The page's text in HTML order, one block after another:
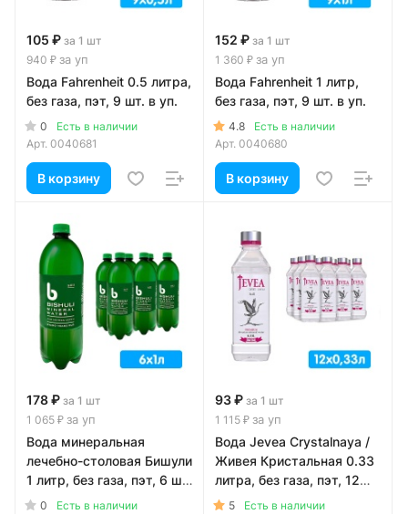
105 ₽ за 1 шт
940 ₽ за уп
Вода Fahrenheit 0.5 литра,
без газа, пэт, 9 шт. в уп.
0
Есть в наличии
Арт. 0040681
В корзину
152 ₽ за 1 шт
1 360 ₽ за уп
Вода Fahrenheit 1 литр,
без газа, пэт, 9 шт. в уп.
4.8
Есть в наличии
Арт. 0040680
В корзину
178 ₽ за 1 шт
1 065 ₽ за уп
Вода минеральная
лечебно-столовая Бишули
1 литр, без газа, пэт, 6 шт.
в уп.
0
Есть в наличии
93 ₽ за 1 шт
1 115 ₽ за уп
Вода Jevea Crystalnaya /
Живея Кристальная 0.33
литра, без газа, пэт, 12
шт. в уп.
5
Есть в наличии